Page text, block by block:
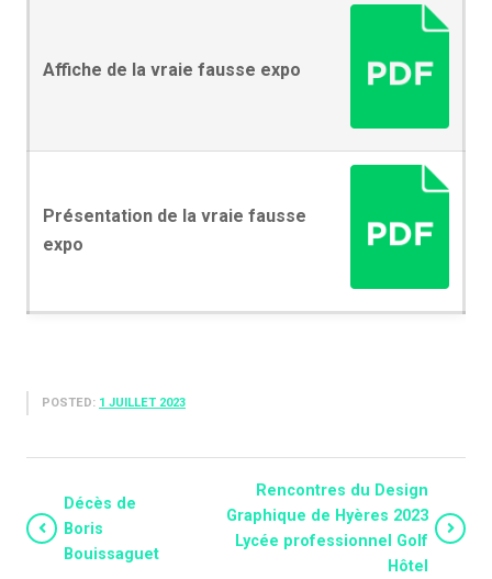
Affiche de la vraie fausse expo
Présentation de la vraie fausse
expo
POSTED: 1 JUILLET 2023
Décès de
Boris
Bouissaguet
Rencontres du Design
Graphique de Hyères 2023
Lycée professionnel Golf
Hôtel